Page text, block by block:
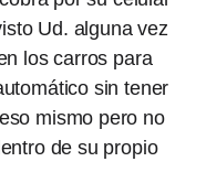
Ud. alguna vez
los carros para
sin tener
mismo pero no
de su propio